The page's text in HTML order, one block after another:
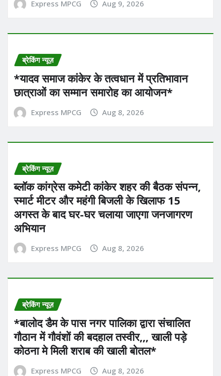
Express MPCG Aug 9, 2026
ब्रेकिंग न्यूज़
*यादव समाज कांकेर के तत्वधान में प्रतिभावान
छात्राओं का सम्मान समारोह का आयोजन*
Express MPCG Aug 8, 2026
ब्रेकिंग न्यूज़
ब्लॉक कांग्रेस कमेटी कांकेर शहर की बैठक संपन्न,
स्मार्ट मीटर और महंगी बिजली के खिलाफ 15
अगस्त के बाद घर-घर चलाया जाएगा जनजागरण
अभियान
Express MPCG Aug 8, 2026
ब्रेकिंग न्यूज़
*बालोद डैम के पास नगर पालिका द्वारा संचालित
गौठान में गौवंशों की बदहाल तस्वीर,,, खाली पड़े
कोठना मे मिली शराब की खाली बोतल*
Express MPCG Aug 8, 2026